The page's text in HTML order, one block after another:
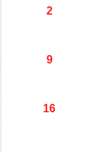
2
9
16